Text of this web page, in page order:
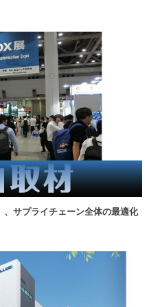
、サプライチェーン全体の最適化